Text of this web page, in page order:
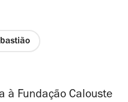
à Fundação Calouste